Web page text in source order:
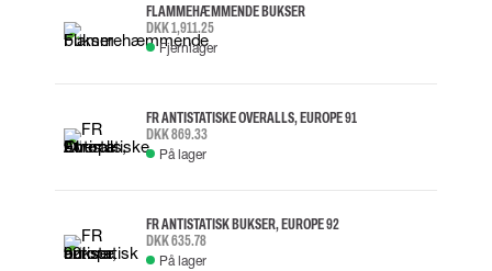
FLAMMEHÆMMENDE BUKSER
DKK 1,911.25
Fjernlager
FR ANTISTATISKE OVERALLS, EUROPE 91
DKK 869.33
På lager
FR ANTISTATISK BUKSER, EUROPE 92
DKK 635.78
På lager